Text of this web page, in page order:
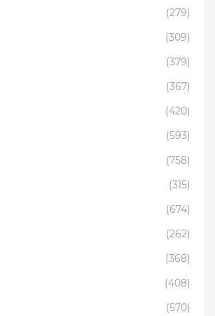
(279)
(309)
(379)
(367)
(420)
(593)
(758)
(315)
(674)
(262)
(368)
(408)
(570)